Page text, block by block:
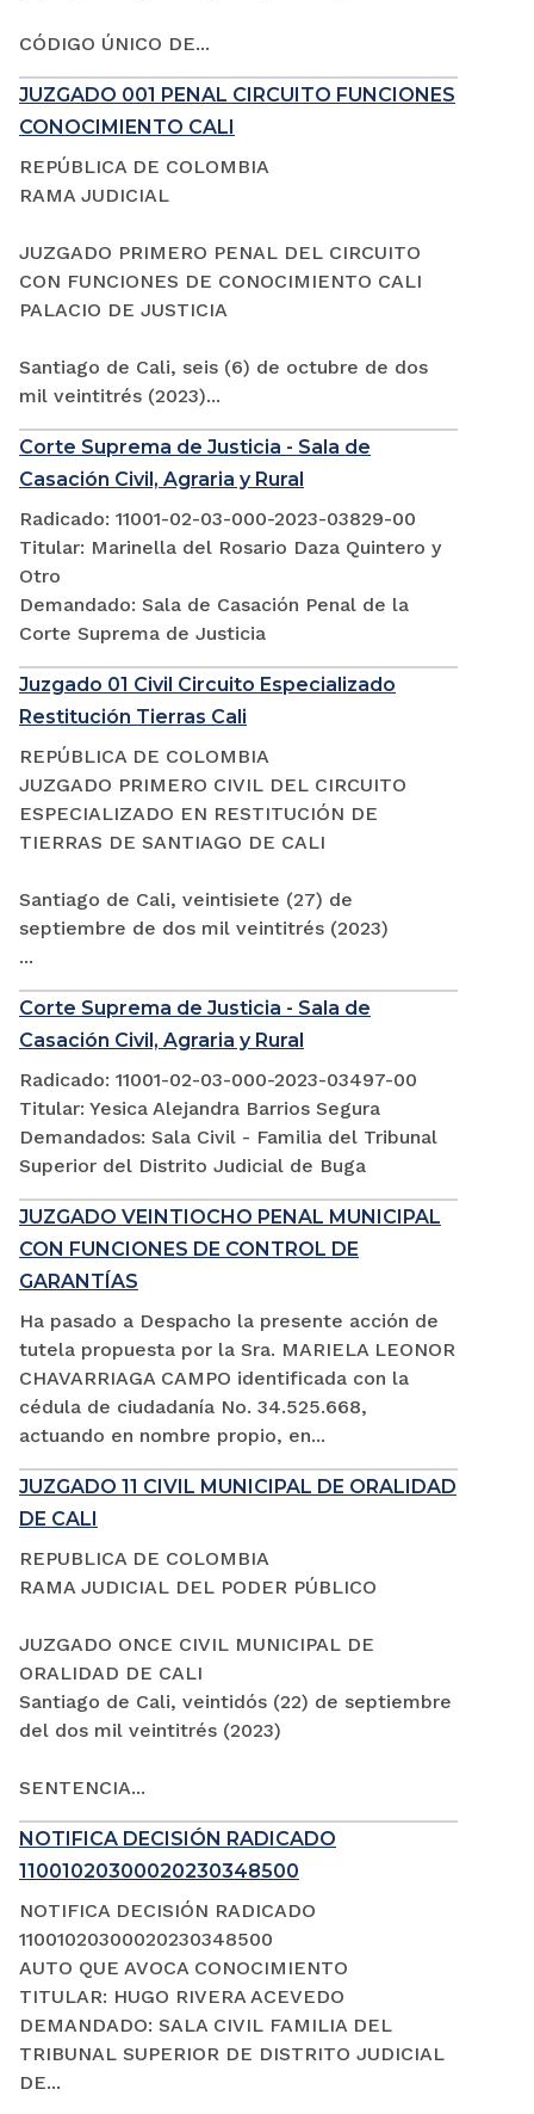
CÓDIGO ÚNICO DE...
JUZGADO 001 PENAL CIRCUITO FUNCIONES
CONOCIMIENTO CALI
REPÚBLICA DE COLOMBIA
RAMA JUDICIAL
JUZGADO PRIMERO PENAL DEL CIRCUITO
CON FUNCIONES DE CONOCIMIENTO CALI
PALACIO DE JUSTICIA
Santiago de Cali, seis (6) de octubre de dos
mil veintitrés (2023)...
Corte Suprema de Justicia - Sala de
Casación Civil, Agraria y Rural
Radicado: 11001-02-03-000-2023-03829-00
Titular: Marinella del Rosario Daza Quintero y
Otro
Demandado: Sala de Casación Penal de la
Corte Suprema de Justicia
Juzgado 01 Civil Circuito Especializado
Restitución Tierras Cali
REPÚBLICA DE COLOMBIA
JUZGADO PRIMERO CIVIL DEL CIRCUITO
ESPECIALIZADO EN RESTITUCIÓN DE
TIERRAS DE SANTIAGO DE CALI
Santiago de Cali, veintisiete (27) de
septiembre de dos mil veintitrés (2023)
...
Corte Suprema de Justicia - Sala de
Casación Civil, Agraria y Rural
Radicado: 11001-02-03-000-2023-03497-00
Titular: Yesica Alejandra Barrios Segura
Demandados: Sala Civil - Familia del Tribunal
Superior del Distrito Judicial de Buga
JUZGADO VEINTIOCHO PENAL MUNICIPAL
CON FUNCIONES DE CONTROL DE
GARANTÍAS
Ha pasado a Despacho la presente acción de
tutela propuesta por la Sra. MARIELA LEONOR
CHAVARRIAGA CAMPO identificada con la
cédula de ciudadanía No. 34.525.668,
actuando en nombre propio, en...
JUZGADO 11 CIVIL MUNICIPAL DE ORALIDAD
DE CALI
REPUBLICA DE COLOMBIA
RAMA JUDICIAL DEL PODER PÚBLICO
JUZGADO ONCE CIVIL MUNICIPAL DE
ORALIDAD DE CALI
Santiago de Cali, veintidós (22) de septiembre
del dos mil veintitrés (2023)
SENTENCIA...
NOTIFICA DECISIÓN RADICADO
11001020300020230348500
NOTIFICA DECISIÓN RADICADO
11001020300020230348500
AUTO QUE AVOCA CONOCIMIENTO
TITULAR: HUGO RIVERA ACEVEDO
DEMANDADO: SALA CIVIL FAMILIA DEL
TRIBUNAL SUPERIOR DE DISTRITO JUDICIAL
DE...